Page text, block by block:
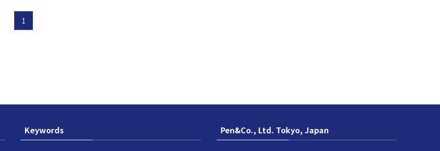
1
Keywords Pen&Co., Ltd. Tokyo, Japan